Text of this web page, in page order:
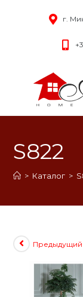
г.
S822
> Каталог >
Предыдущий